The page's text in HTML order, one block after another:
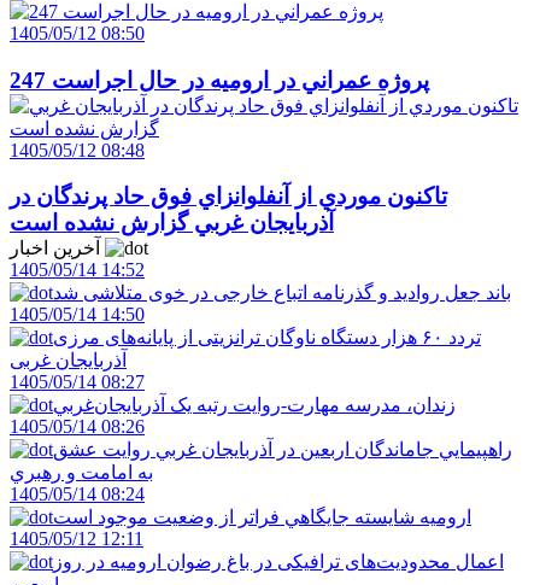
1405/05/12 08:50
247 پروژه عمراني در اروميه در حال اجراست
1405/05/12 08:48
تاکنون موردي از آنفلوانزاي فوق حاد پرندگان در
آذربايجان غربي گزارش نشده است
1405/05/14 14:52
باند جعل روادید و گذرنامه اتباع خارجی در خوی متلاشی شد
1405/05/14 14:50
تردد ۶۰ هزار دستگاه ناوگان ترانزیتی از پایانه‌های مرزی
آذربایجان ‌غربی
1405/05/14 08:27
زندان، مدرسه مهارت-روايت رتبه يک آذربايجان‌غربي
1405/05/14 08:26
راهپيمايي جاماندگان اربعين در آذربايجان غربي روايت عشق
به امامت و رهبري
1405/05/14 08:24
اروميه شايسته جايگاهي فراتر از وضعيت موجود است
1405/05/12 12:11
اعمال محدودیت‌های ترافیکی در باغ رضوان ارومیه در روز